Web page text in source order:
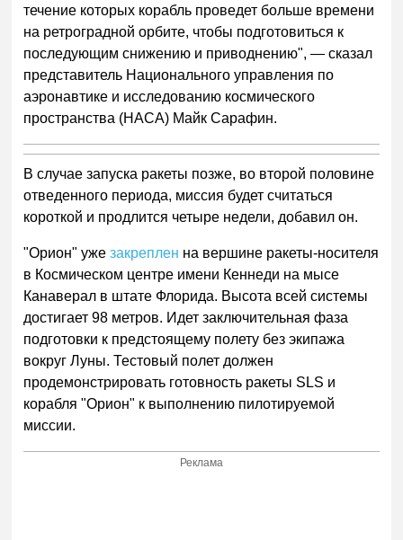
течение которых корабль проведет больше времени
на ретроградной орбите, чтобы подготовиться к
последующим снижению и приводнению", — сказал
представитель Национального управления по
аэронавтике и исследованию космического
пространства (НАСА) Майк Сарафин.
В случае запуска ракеты позже, во второй половине
отведенного периода, миссия будет считаться
короткой и продлится четыре недели, добавил он.
"Орион" ужезакреплен на вершине ракеты-носителя
в Космическом центре имени Кеннеди на мысе
Канаверал в штате Флорида. Высота всей системы
достигает 98 метров. Идет заключительная фаза
подготовки к предстоящему полету без экипажа
вокруг Луны. Тестовый полет должен
продемонстрировать готовность ракеты SLS и
корабля "Орион" к выполнению пилотируемой
миссии.
Реклама